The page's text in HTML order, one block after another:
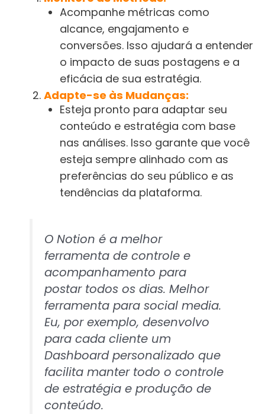
Acompanhe métricas como
alcance, engajamento e
conversões. Isso ajudará a entender
o impacto de suas postagens e a
eficácia de sua estratégia.
Adapte-se às Mudanças:
Esteja pronto para adaptar seu
conteúdo e estratégia com base
nas análises. Isso garante que você
esteja sempre alinhado com as
preferências do seu público e as
tendências da plataforma.
O Notion é a melhor
ferramenta de controle e
acompanhamento para
postar todos os dias. Melhor
ferramenta para social media.
Eu, por exemplo, desenvolvo
para cada cliente um
Dashboard personalizado que
facilita manter todo o controle
de estratégia e produção de
conteúdo.